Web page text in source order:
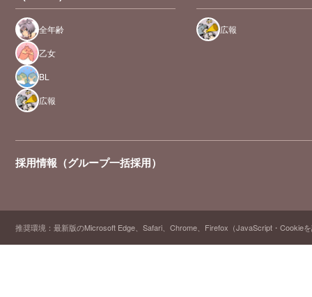
全年齢
乙女
BL
広報
広報
採用情報（グループ一括採用）
推奨環境：最新版のMicrosoft Edge、Safari、Chrome、Firefox（JavaScript・Cookie